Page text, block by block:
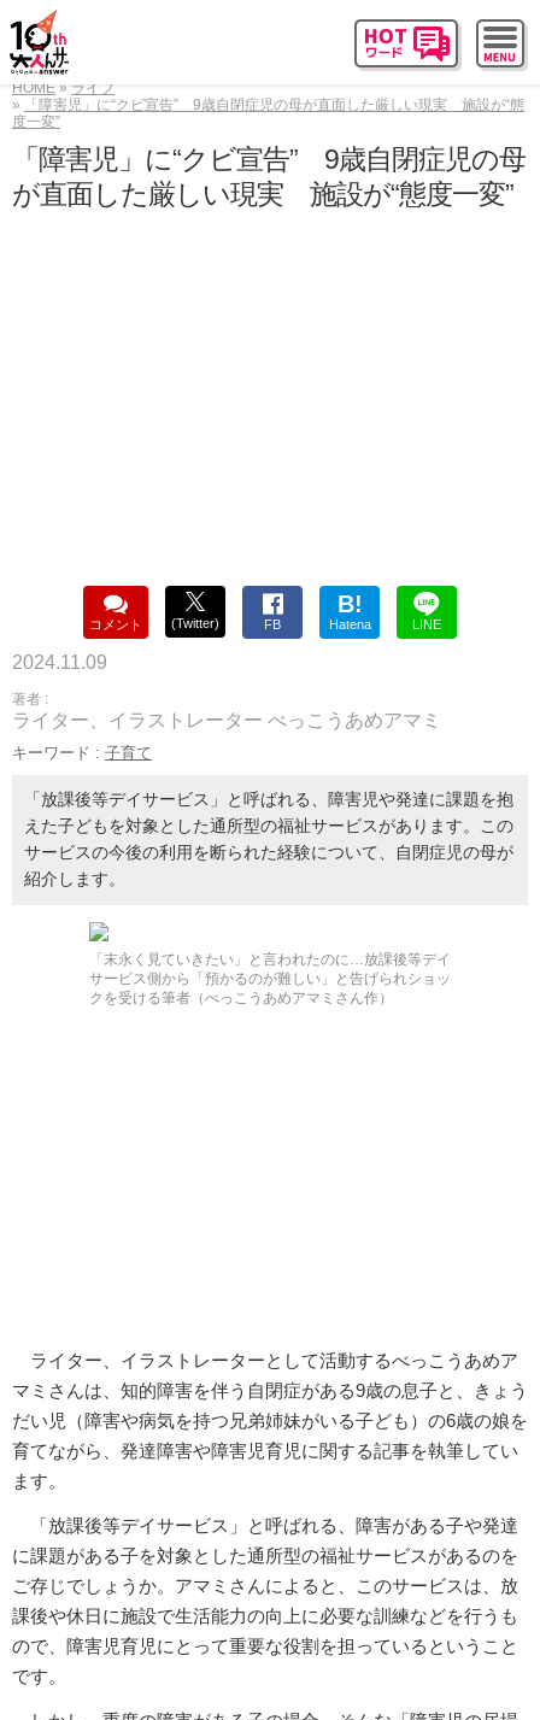
HOME
ライフ
「障害児」に“クビ宣告” 9歳自閉症児の母が直面した厳しい現実 施設が“態
度一変”
「障害児」に“クビ宣告” 9歳自閉症児の母
が直面した厳しい現実 施設が“態度一変”
コメント (Twitter) FB
B!
Hatena LINE
2024.11.09
著者 :
ライター、イラストレーター べっこうあめアマミ
キーワード : 子育て
「放課後等デイサービス」と呼ばれる、障害児や発達に課題を抱
えた子どもを対象とした通所型の福祉サービスがあります。この
サービスの今後の利用を断られた経験について、自閉症児の母が
紹介します。
「末永く見ていきたい」と言われたのに…放課後等デイ
サービス側から「預かるのが難しい」と告げられショッ
クを受ける筆者（べっこうあめアマミさん作）
ライター、イラストレーターとして活動するべっこうあめア
マミさんは、知的障害を伴う自閉症がある9歳の息子と、きょう
だい児（障害や病気を持つ兄弟姉妹がいる子ども）の6歳の娘を
育てながら、発達障害や障害児育児に関する記事を執筆してい
ます。
「放課後等デイサービス」と呼ばれる、障害がある子や発達
に課題がある子を対象とした通所型の福祉サービスがあるのを
ご存じでしょうか。アマミさんによると、このサービスは、放
課後や休日に施設で生活能力の向上に必要な訓練などを行うも
ので、障害児育児にとって重要な役割を担っているということ
です。